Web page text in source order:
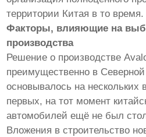
территории Китая в то время.
Факторы, влияющие на
производства
Решение о производстве
преимущественно в
основывалось на
первых, на тот момент
автомобилей ещё не был
Вложения в строительство